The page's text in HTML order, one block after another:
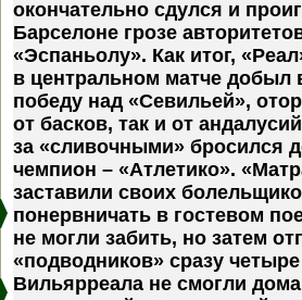
окончательно сдулся и
Барселоне грозе
«Эспаньолу». Как итог,
в центральном матче добыл
победу над «Севильей»,
от басков, так и от
за «сливочными» бросился
чемпион – «Атлетико».
заставили своих
понервничать в гостевом
не могли забить, но затем
«подводников» сразу
Вильярреала не смогли